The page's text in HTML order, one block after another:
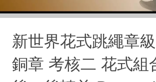
新世界花式跳繩章
銅章 考核二 花式組